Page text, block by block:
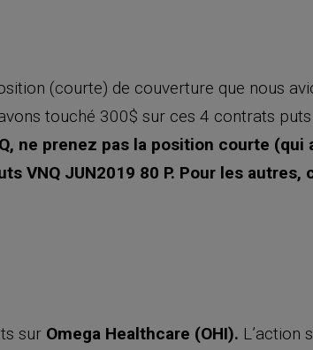
(courte) de couverture que nous
touché 300$ sur ces 4 contrats
ne prenez pas la position courte (qui
VNQ JUN2019 80 P. Pour les autres,
sur Omega Healthcare (OHI). L’action